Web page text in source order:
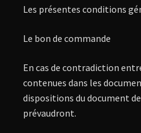
Les présentes conditions
Le bon de commande
En cas de contradiction
contenues dans les
dispositions du document
prévaudront.